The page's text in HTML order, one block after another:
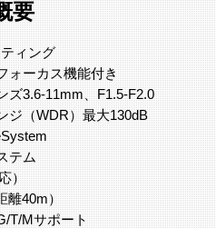
要
ィング
ォーカス機能付き
ズ3.6-11mm、F1.5-F2.0
ジ（WDR）最大130dB
テム
）
離40m）
T/Mサポート